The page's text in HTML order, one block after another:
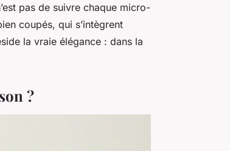
pas de suivre chaque micro-
coupés, qui s’intègrent
la vraie élégance : dans la
?